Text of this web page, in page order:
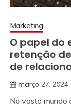
Marketing
O papel do
retenção
de
março 27, 2024
No vasto mundo